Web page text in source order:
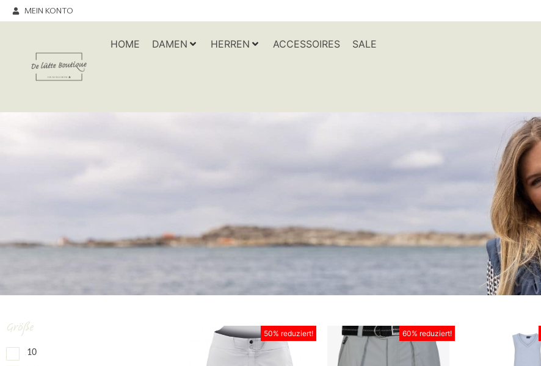
MEIN KONTO
HOME DAMEN HERREN ACCESSOIRES SALE
Größe
10
50% reduziert! 60% reduziert!